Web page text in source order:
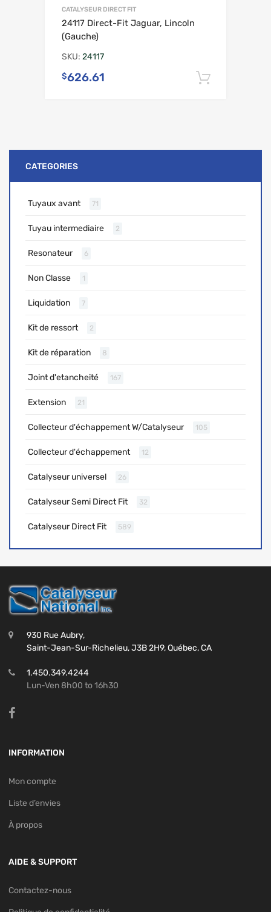
CATALYSEUR DIRECT FIT
24117 Direct-Fit Jaguar, Lincoln
(Gauche)
SKU: 24117
$626.61
CATEGORIES
Tuyaux avant 71
Tuyau intermediaire 2
Resonateur 6
Non Classe 1
Liquidation 7
Kit de ressort 2
Kit de réparation 8
Joint d'etancheité 167
Extension 21
Collecteur d'échappement W/Catalyseur 105
Collecteur d'échappement 12
Catalyseur universel 26
Catalyseur Semi Direct Fit 32
Catalyseur Direct Fit 589
930 Rue Aubry,
Saint-Jean-Sur-Richelieu, J3B 2H9, Québec, CA
1.450.349.4244
Lun-Ven 8h00 to 16h30
INFORMATION
Mon compte
Liste d’envies
À propos
AIDE & SUPPORT
Contactez-nous